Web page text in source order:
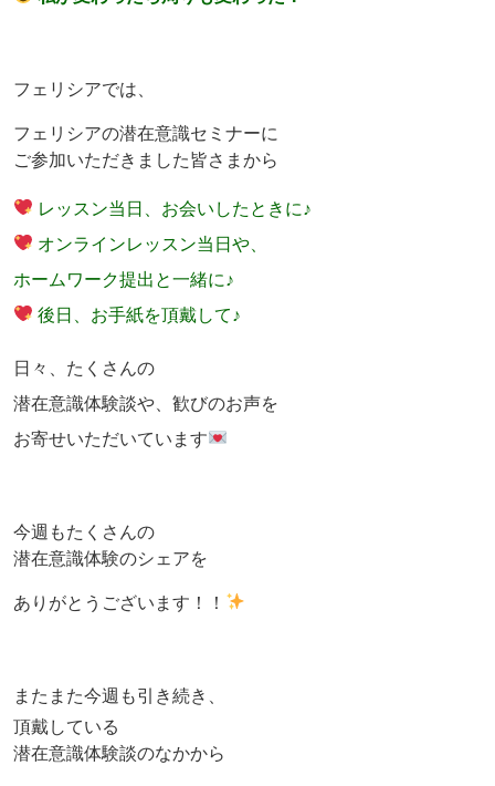
フェリシアでは、
フェリシアの潜在意識セミナーに
ご参加いただきました皆さまから
レッスン当日、お会いしたときに♪
オンラインレッスン当日や、
ホームワーク提出と一緒に♪
後日、お手紙を頂戴して♪
日々、たくさんの
潜在意識体験談や、歓びのお声を
お寄せいただいています
今週もたくさんの
潜在意識体験のシェアを
ありがとうございます！！
またまた今週も引き続き、
頂戴している
潜在意識体験談のなかから